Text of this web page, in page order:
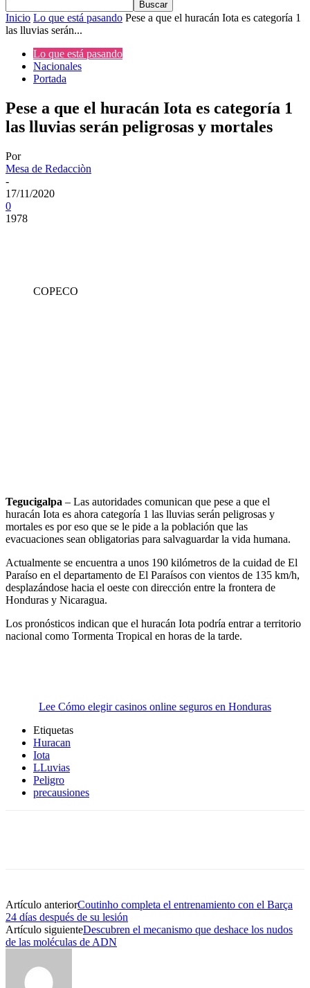
Inicio Lo que está pasando Pese a que el huracán Iota es categoría 1
las lluvias serán...
Lo que está pasando
Nacionales
Portada
Pese a que el huracán Iota es categoría 1
las lluvias serán peligrosas y mortales
Por
Mesa de Redacciòn
-
17/11/2020
0
1978
COPECO
Tegucigalpa – Las autoridades comunican que pese a que el
huracán Iota es ahora categoría 1 las lluvias serán peligrosas y
mortales es por eso que se le pide a la población que las
evacuaciones sean obligatorias para salvaguardar la vida humana.
Actualmente se encuentra a unos 190 kilómetros de la cuidad de El
Paraíso en el departamento de El Paraísos con vientos de 135 km/h,
desplazándose hacia el oeste con dirección entre la frontera de
Honduras y Nicaragua.
Los pronósticos indican que el huracán Iota podría entrar a territorio
nacional como Tormenta Tropical en horas de la tarde.
Lee Cómo elegir casinos online seguros en Honduras
Etiquetas
Huracan
Iota
LLuvias
Peligro
precausiones
Artículo anteriorCoutinho completa el entrenamiento con el Barça
24 días después de su lesión
Artículo siguienteDescubren el mecanismo que deshace los nudos
de las moléculas de ADN